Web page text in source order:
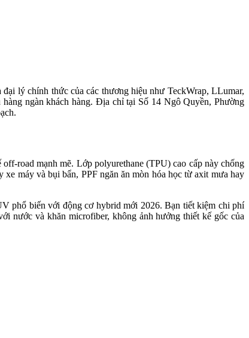
lý chính thức của các thương hiệu như TeckWrap, LLumar,
ngàn khách hàng. Địa chỉ tại Số 14 Ngô Quyền, Phường
road mạnh mẽ. Lớp polyurethane (TPU) cao cấp này chống
máy và bụi bẩn, PPF ngăn ăn mòn hóa học từ axit mưa hay
phổ biến với động cơ hybrid mới 2026. Bạn tiết kiệm chi phí
nước và khăn microfiber, không ảnh hưởng thiết kế gốc của